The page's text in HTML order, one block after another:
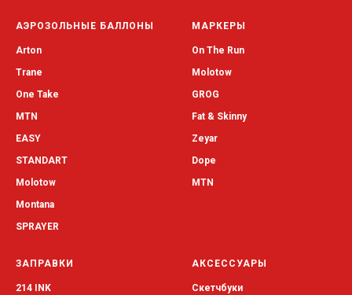
АЭРОЗОЛЬНЫЕ БАЛЛОНЫ
Arton
Trane
One Take
MTN
EASY
STANDART
Molotow
Montana
SPRAYER
МАРКЕРЫ
On The Run
Molotow
GROG
Fat & Skinny
Zeyar
Dope
MTN
ЗАПРАВКИ
214 INK
АКСЕССУАРЫ
Скетчбуки